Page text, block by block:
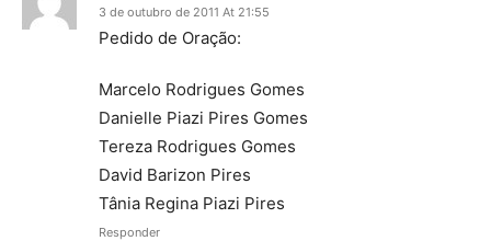
3 de outubro de 2011 At 21:55
Pedido de Oração:
Marcelo Rodrigues Gomes
Danielle Piazi Pires Gomes
Tereza Rodrigues Gomes
David Barizon Pires
Tânia Regina Piazi Pires
Responder